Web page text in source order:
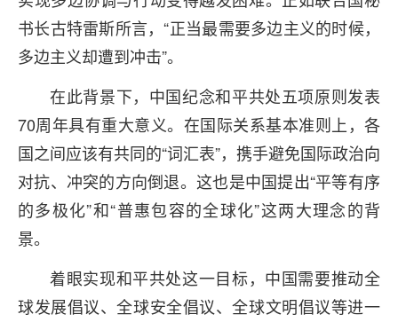
书长古特雷斯所言，“正当最需要多边主义的时候，
多边主义却遭到冲击”。
在此背景下，中国纪念和平共处五项原则发表
70周年具有重大意义。在国际关系基本准则上，各
国之间应该有共同的“词汇表”，携手避免国际政治向
对抗、冲突的方向倒退。这也是中国提出“平等有序
的多极化”和“普惠包容的全球化”这两大理念的背
景。
着眼实现和平共处这一目标，中国需要推动全
球发展倡议、全球安全倡议、全球文明倡议等进一